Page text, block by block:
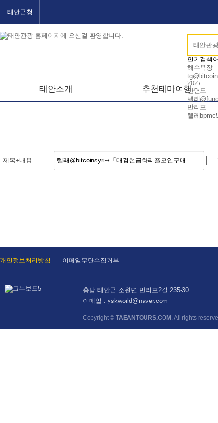
태안군청
인기검색
해수욕장
2027
안면도
텔레
만리포
텔레
태안소개 추천테마여행
개인정보처리방침 이메일무단수집거부
충남 태안군 소원면 만리포2길 235-30
이메일 : yskworld@naver.com
Copyright © TAEANTOURS.COM . All rights